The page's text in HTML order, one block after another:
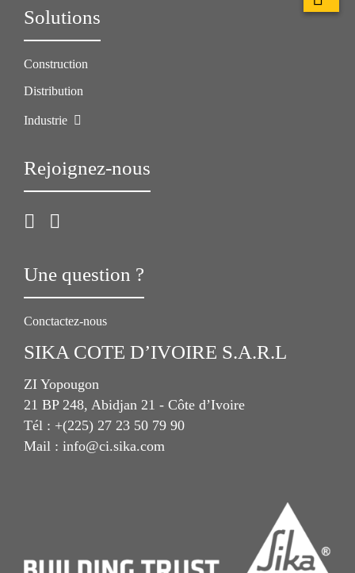
Solutions
Construction
Distribution
Industrie
Rejoignez-nous
Une question ?
Conctactez-nous
SIKA COTE D’IVOIRE S.A.R.L
ZI Yopougon
21 BP 248, Abidjan 21 - Côte d’Ivoire
Tél : +(225) 27 23 50 79 90
Mail : info@ci.sika.com